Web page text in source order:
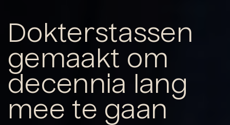
Dokterstassen
gemaakt om
decennia lang
mee te gaan